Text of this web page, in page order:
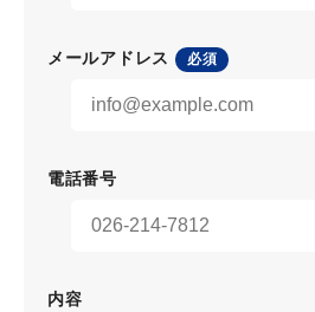
メールアドレス 必須
電話番号
内容